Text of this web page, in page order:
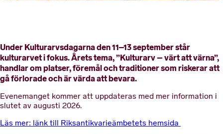
Under Kulturarvsdagarna den 11–13 september står
kulturarvet i fokus. Årets tema, ”Kulturarv – värt att värna”,
handlar om platser, föremål och traditioner som riskerar att
gå förlorade och är värda att bevara.
Evenemanget kommer att uppdateras med mer information i
slutet av augusti 2026.
Läs mer: länk till Riksantikvarieämbetets hemsida